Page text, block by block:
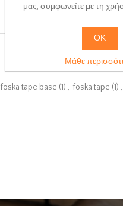
foska tape base (1) , foska tape (1) ,
μας, συμφωνείτε με τη
ΟΚ
Μάθε